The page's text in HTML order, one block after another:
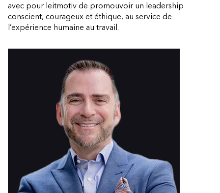
avec pour leitmotiv de promouvoir un leadership
conscient, courageux et éthique, au service de
l’expérience humaine au travail.